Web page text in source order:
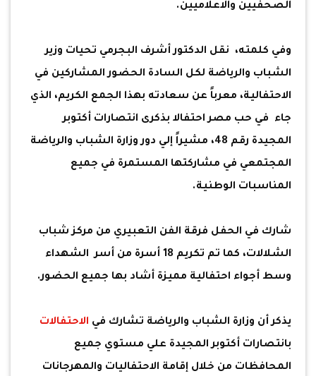
الصحفيين والاعلاميين.
وفي كلمته، نقل الدكتور أشرف البجرمي تحيات وزير
الشباب والرياضة لكل السادة الحضور المشاركين في
الاحتفالية، معرباً عن سعادته بهذا الجمع الكريم، الذي
جاء في حب مصر احتفالا بذكرى انتصارات أكتوبر
المجيدة رقم 48، مشيراً إلي دور وزارة الشباب والرياضة
المجتمعي في مشاركتها المستمرة في جميع
المناسبات الوطنية.
شارك في الحفل فرقة الفن التعبيري من مركز شباب
الشلالات، كما تم تكريم 18 أسرة من أسر الشهداء
وسط أجواء احتفالية مميزة أشاد بها جميع الحضور.
يذكر أن وزارة الشباب والرياضة تشارك في الاحتفالات
بانتصارات أكتوبر المجيدة علي مستوي جميع
المحافظات من خلال إقامة الاحتفاليات والمهرجانات